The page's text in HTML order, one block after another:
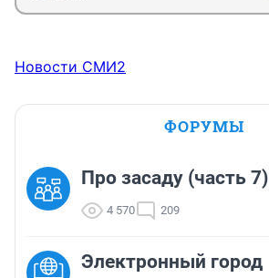
Новости СМИ2
ФОРУМЫ
Про засаду (часть 7)
4 570 209
Электронный город